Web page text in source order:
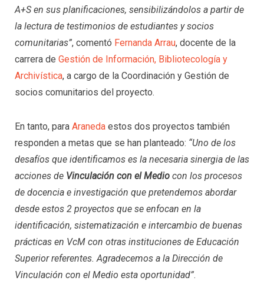
A+S en sus planificaciones, sensibilizándolos a partir de
la lectura de testimonios de estudiantes y socios
comunitarias”, comentó Fernanda Arrau, docente de la
carrera de Gestión de Información, Bibliotecología y
Archivística, a cargo de la Coordinación y Gestión de
socios comunitarios del proyecto.
En tanto, para Araneda estos dos proyectos también
responden a metas que se han planteado: “Uno de los
desafíos que identificamos es la necesaria sinergia de las
acciones de Vinculación con el Medio con los procesos
de docencia e investigación que pretendemos abordar
desde estos 2 proyectos que se enfocan en la
identificación, sistematización e intercambio de buenas
prácticas en VcM con otras instituciones de Educación
Superior referentes. Agradecemos a la Dirección de
Vinculación con el Medio esta oportunidad”.